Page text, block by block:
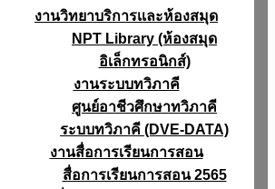
งานวิทยาบริการเเละห้องสมุด
NPT Library (ห้องสมุด
อิเล็กทรอนิกส์)
งานระบบทวิภาคี
ศูนย์อาชีวศึกษาทวิภาคี
ระบบทวิภาคี (DVE-DATA)
งานสื่อการเรียนการสอน
สื่อการเรียนการสอน 2565